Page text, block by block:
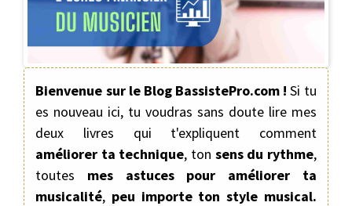
Bienvenue sur le Blog BassistePro.com ! Si tu
es nouveau ici, tu voudras sans doute lire mes
deux livres qui t'expliquent comment
améliorer ta technique, ton sens du rythme,
toutes mes astuces pour améliorer ta
musicalité, peu importe ton style musical.